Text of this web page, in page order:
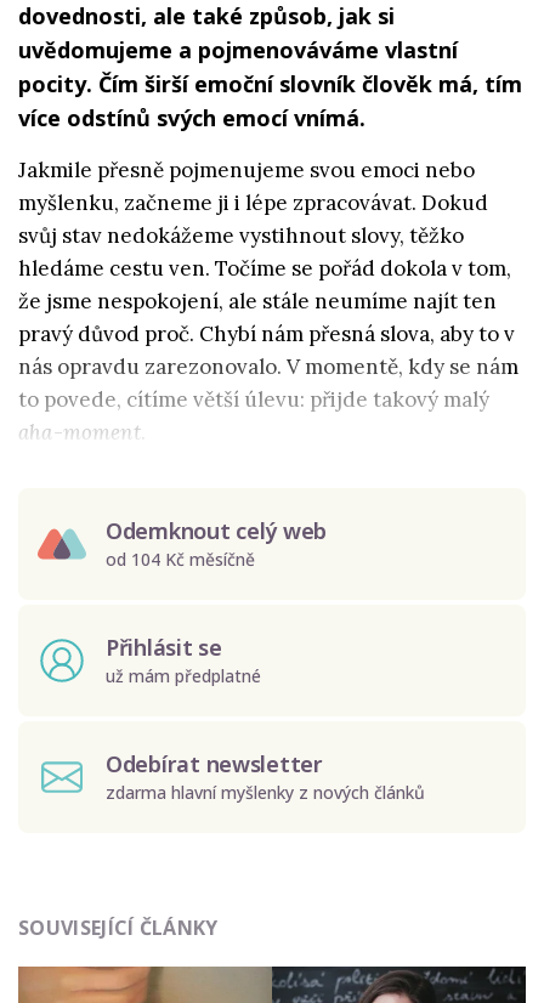
dovednosti, ale také způsob, jak si
uvědomujeme a pojmenováváme vlastní
pocity. Čím širší emoční slovník člověk má, tím
více odstínů svých emocí vnímá.
Jakmile přesně pojmenujeme svou emoci nebo
myšlenku, začneme ji i lépe zpracovávat. Dokud
svůj stav nedokážeme vystihnout slovy, těžko
hledáme cestu ven. Točíme se pořád dokola v tom,
že jsme nespokojení, ale stále neumíme najít ten
pravý důvod proč. Chybí nám přesná slova, aby to v
nás opravdu zarezonovalo. V momentě, kdy se nám
to povede, cítíme větší úlevu: přijde takový malý
aha-moment.
Odemknout celý web
od 104 Kč měsíčně
Přihlásit se
už mám předplatné
Odebírat newsletter
zdarma hlavní myšlenky z nových článků
údajů.
SOUVISEJÍCÍ ČLÁNKY